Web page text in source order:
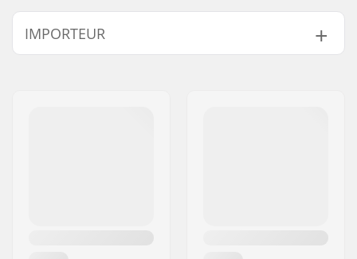
Naaf:
Freecoaster
As diameter:
Hub Guard:
Niet inclusief
IMPORTEUR